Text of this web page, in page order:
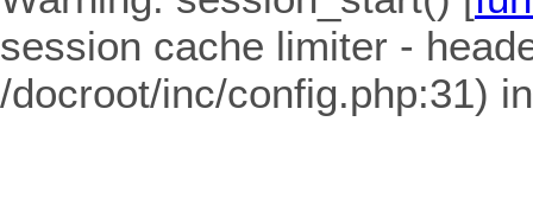
session cache limiter -
/docroot/inc/config.php:31)